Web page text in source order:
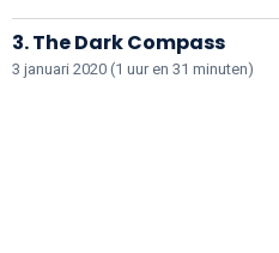
3. The Dark Compass
3 januari 2020 (1 uur en 31 minuten)